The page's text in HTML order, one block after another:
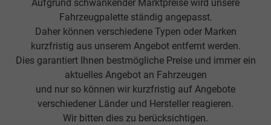
Aufgrund schwankender Marktpreise wird unsere
Fahrzeugpalette ständig angepasst.
Daher können verschiedene Typen oder Marken
kurzfristig aus unserem Angebot entfernt werden.
Dies garantiert Ihnen bestmögliche Preise und immer ein
aktuelles Angebot an Fahrzeugen
und nur so können wir kurzfristig auf Angebote
verschiedener Länder und Hersteller reagieren.
Wir bitten dies zu berücksichtigen.